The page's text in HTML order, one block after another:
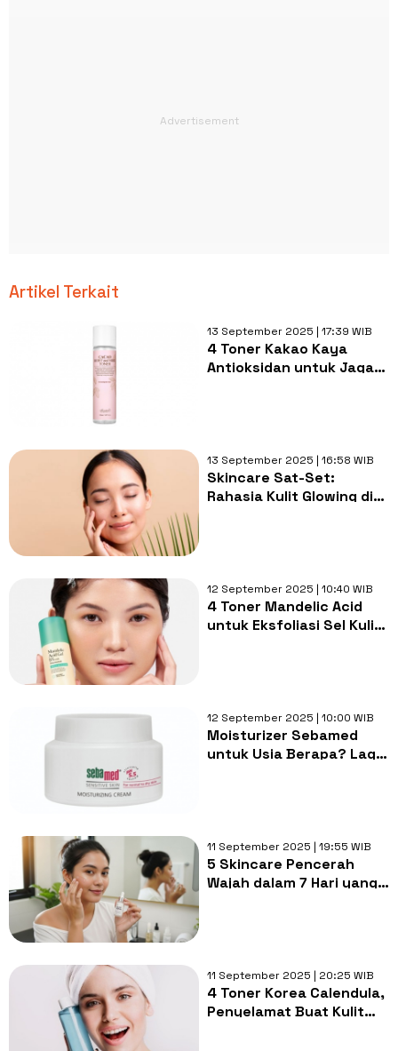
Artikel Terkait
13 September 2025 | 17:39 WIB
4 Toner Kakao Kaya
Antioksidan untuk Jaga
13 September 2025 | 16:58 WIB
Skincare Sat-Set:
Rahasia Kulit Glowing di
12 September 2025 | 10:40 WIB
4 Toner Mandelic Acid
untuk Eksfoliasi Sel Kulit
12 September 2025 | 10:00 WIB
Moisturizer Sebamed
untuk Usia Berapa? Lagi
11 September 2025 | 19:55 WIB
5 Skincare Pencerah
Wajah dalam 7 Hari yang
11 September 2025 | 20:25 WIB
4 Toner Korea Calendula,
Penyelamat Buat Kulit